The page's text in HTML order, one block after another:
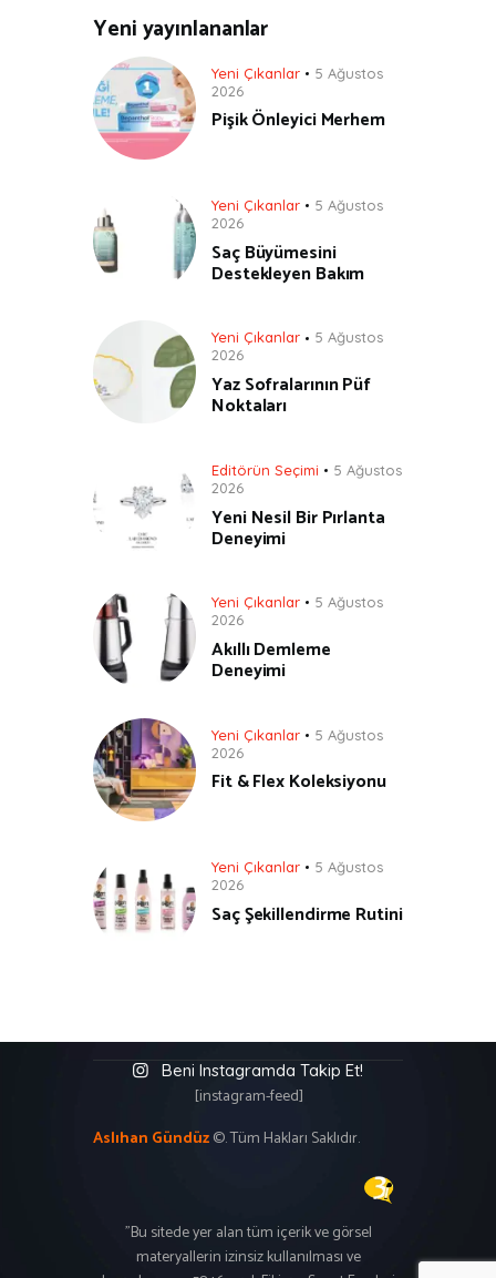
Yeni yayınlananlar
Yeni Çıkanlar
5 Ağustos
2026
Pişik Önleyici Merhem
Yeni Çıkanlar
5 Ağustos
2026
Saç Büyümesini
Destekleyen Bakım
Yeni Çıkanlar
5 Ağustos
2026
Yaz Sofralarının Püf
Noktaları
Editörün Seçimi
5 Ağustos
2026
Yeni Nesil Bir Pırlanta
Deneyimi
Yeni Çıkanlar
5 Ağustos
2026
Akıllı Demleme
Deneyimi
Yeni Çıkanlar
5 Ağustos
2026
Fit & Flex Koleksiyonu
Yeni Çıkanlar
5 Ağustos
2026
Saç Şekillendirme Rutini
Beni Instagramda Takip Et!
[instagram-feed]
Aslıhan Gündüz©. Tüm Hakları Saklıdır.
"Bu sitede yer alan tüm içerik ve görsel
materyallerin izinsiz kullanılması ve